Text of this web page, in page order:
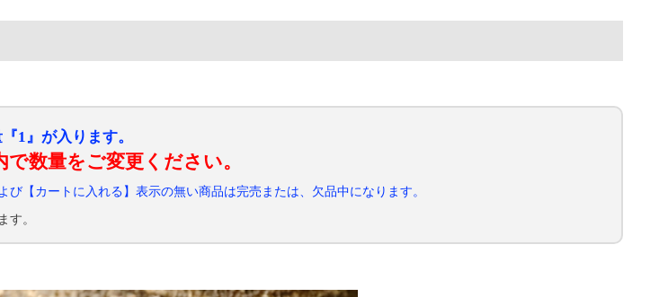
1』が入ります。
数量をご変更ください。
び【カートに入れる】表示の無い商品は完売または、欠品中になります。
す。